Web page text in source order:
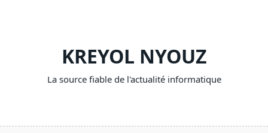
KREYOL NYOUZ
La source fiable de l'actualité informatique